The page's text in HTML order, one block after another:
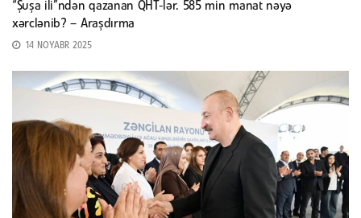
“Şuşa ili”ndən qazanan QHT-lər. 585 min manat nəyə
xərclənib? – Araşdırma
14 NOYABR 2025